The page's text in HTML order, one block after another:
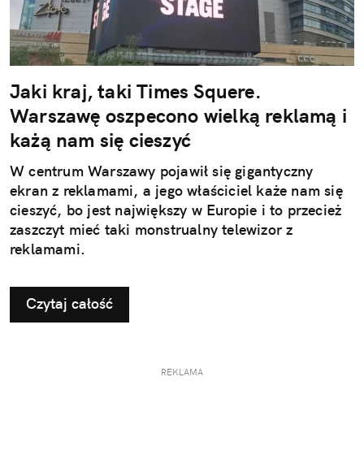
Jaki kraj, taki Times Squere.
Warszawę oszpecono wielką reklamą i
każą nam się cieszyć
W centrum Warszawy pojawił się gigantyczny
ekran z reklamami, a jego właściciel każe nam się
cieszyć, bo jest największy w Europie i to przecież
zaszczyt mieć taki monstrualny telewizor z
reklamami.
Czytaj całość
REKLAMA